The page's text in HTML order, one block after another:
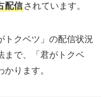
配信されています。
トクベツ」の配信状況
まで、「君がトクベ
ります。